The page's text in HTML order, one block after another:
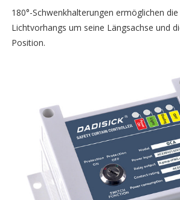
180°-Schwenkhalterungen ermöglichen
Lichtvorhangs um seine Längsachse und
Position.